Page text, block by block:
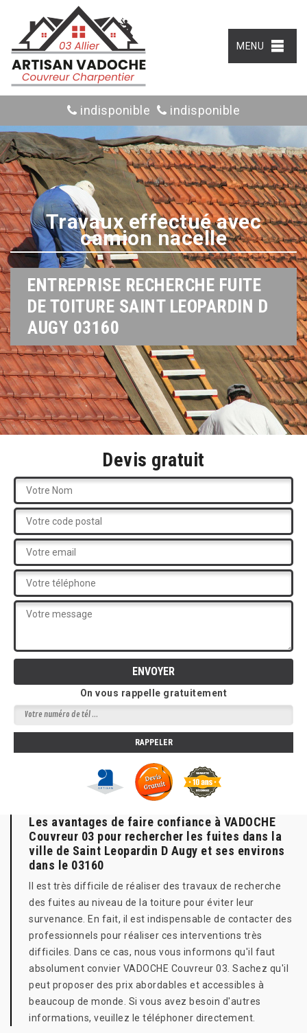
MENU
indisponible indisponible
Travaux effectué avec
camion nacelle
ENTREPRISE RECHERCHE FUITE
DE TOITURE SAINT LEOPARDIN D
AUGY 03160
Devis gratuit
On vous rappelle gratuitement
Les avantages de faire confiance à VADOCHE
Couvreur 03 pour rechercher les fuites dans la
ville de Saint Leopardin D Augy et ses environs
dans le 03160
Il est très difficile de réaliser des travaux de recherche
des fuites au niveau de la toiture pour éviter leur
survenance. En fait, il est indispensable de contacter des
professionnels pour réaliser ces interventions très
difficiles. Dans ce cas, nous vous informons qu'il faut
absolument convier VADOCHE Couvreur 03. Sachez qu'il
peut proposer des prix abordables et accessibles à
beaucoup de monde. Si vous avez besoin d'autres
informations, veuillez le téléphoner directement.